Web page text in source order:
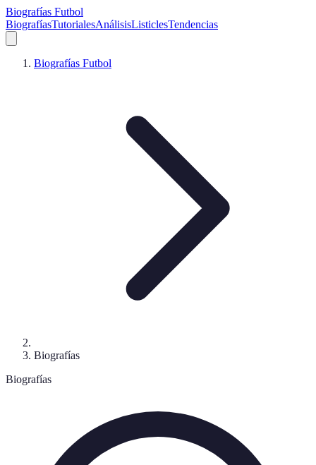
Biografías Futbol
BiografíasTutorialesAnálisisListiclesTendencias
Biografías Futbol
Biografías
Biografías